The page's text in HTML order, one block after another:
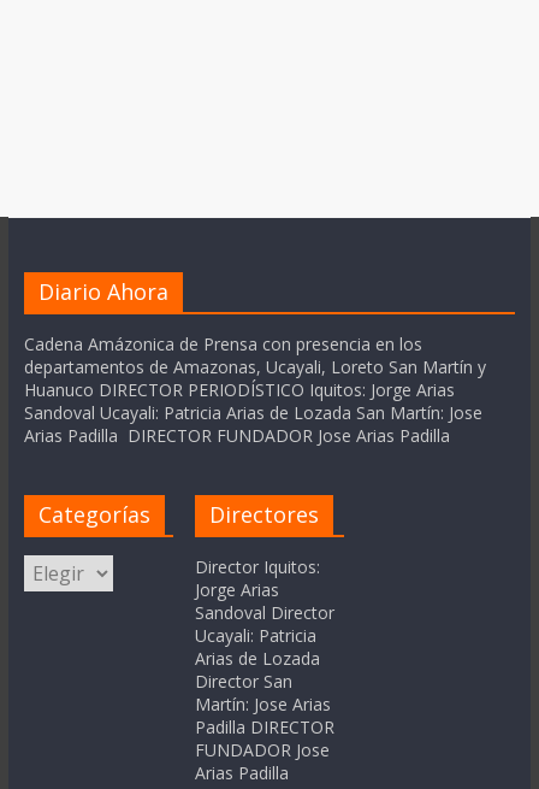
Diario Ahora
Cadena Amázonica de Prensa con presencia en los
departamentos de Amazonas, Ucayali, Loreto San Martín y
Huanuco DIRECTOR PERIODÍSTICO Iquitos: Jorge Arias
Sandoval Ucayali: Patricia Arias de Lozada San Martín: Jose
Arias Padilla DIRECTOR FUNDADOR Jose Arias Padilla
Categorías
Categorías
Directores
Director Iquitos:
Jorge Arias
Sandoval Director
Ucayali: Patricia
Arias de Lozada
Director San
Martín: Jose Arias
Padilla DIRECTOR
FUNDADOR Jose
Arias Padilla